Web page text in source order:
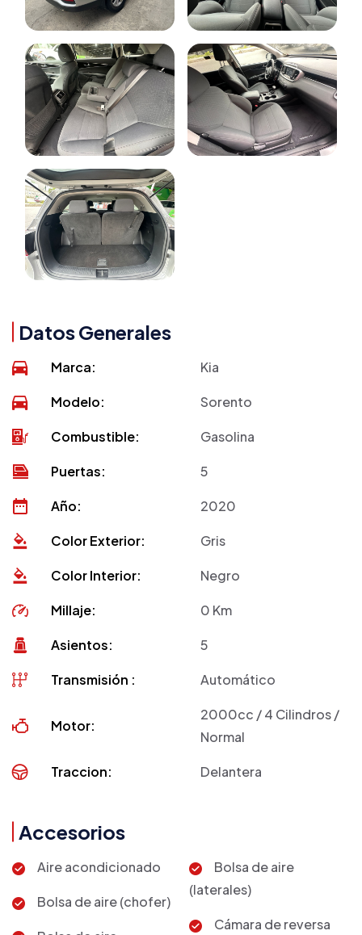
Datos Generales
Marca: Kia
Modelo: Sorento
Combustible: Gasolina
Puertas: 5
Año: 2020
Color Exterior: Gris
Color Interior: Negro
Millaje: 0 Km
Asientos: 5
Transmisión : Automático
Motor:
2000cc / 4 Cilindros /
Normal
Traccion: Delantera
Accesorios
Aire acondicionado
Bolsa de aire (chofer)
Bolsa de aire
(laterales)
Cámara de reversa